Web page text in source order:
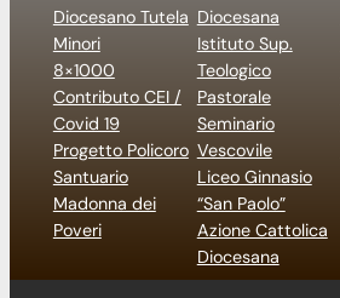
Diocesano Tutela
Minori
8×1000
Contributo CEI /
Covid 19
Progetto Policoro
Santuario
Madonna dei
Poveri
Diocesana
Istituto Sup.
Teologico
Pastorale
Seminario
Vescovile
Liceo Ginnasio
“San Paolo”
Azione Cattolica
Diocesana